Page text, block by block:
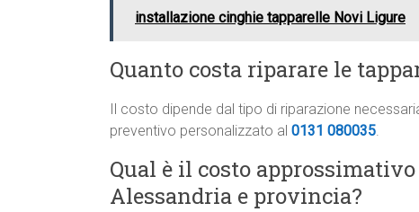
installazione cinghie tapparelle Novi Ligure
Quanto costa riparare le
Il costo dipende dal tipo di riparazione
preventivo personalizzato al 0131 080035.
Qual è il costo
Alessandria e provincia?